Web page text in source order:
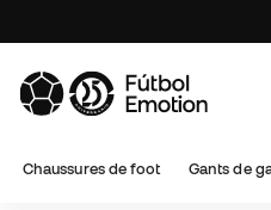
Chaussures de foot Gants de